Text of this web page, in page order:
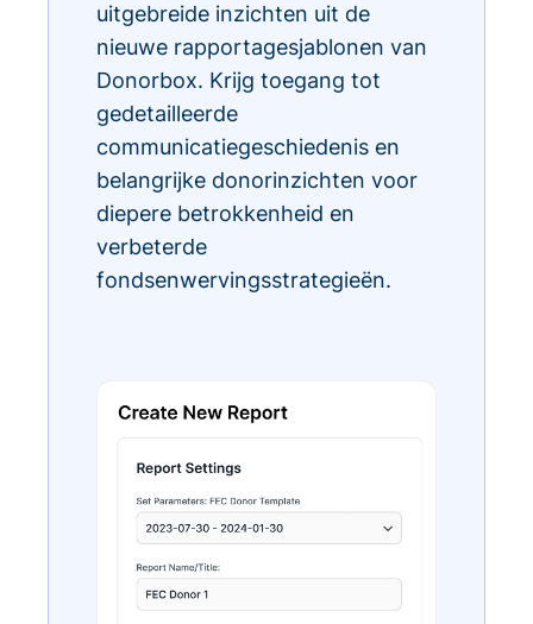
uitgebreide inzichten uit de
nieuwe rapportagesjablonen van
Donorbox. Krijg toegang tot
gedetailleerde
communicatiegeschiedenis en
belangrijke donorinzichten voor
diepere betrokkenheid en
verbeterde
fondsenwervingsstrategieën.